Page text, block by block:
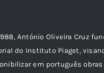
António Oliveira Cruz
do Instituto Piaget,
em português obras